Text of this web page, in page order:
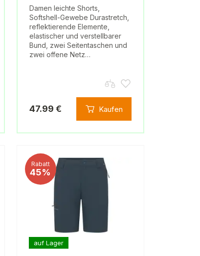
Damen leichte Shorts,
Softshell-Gewebe Durastretch,
reflektierende Elemente,
elastischer und verstellbarer
Bund, zwei Seitentaschen und
zwei offene Netz…
47.99 € Kaufen
Rabatt
45%
auf Lager